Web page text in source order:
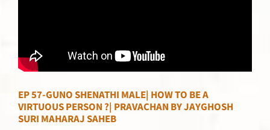
EP 57-GUNO SHENATHI MALE| HOW TO BE A
VIRTUOUS PERSON ?| PRAVACHAN BY JAYGHOSH
SURI MAHARAJ SAHEB